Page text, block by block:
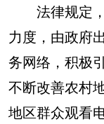
法律规定，
力度，由政府
务网络，积极
不断改善农村
地区群众观看